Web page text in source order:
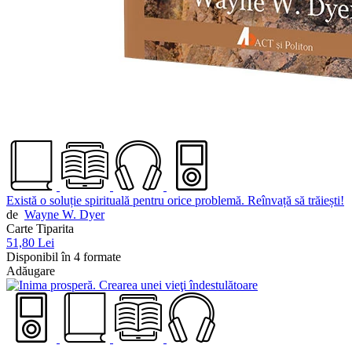
Există o soluție spirituală pentru orice problemă. Reînvață să trăiești!
de Wayne W. Dyer
Carte Tiparita
51,80 Lei
Disponibil în 4 formate
Adăugare